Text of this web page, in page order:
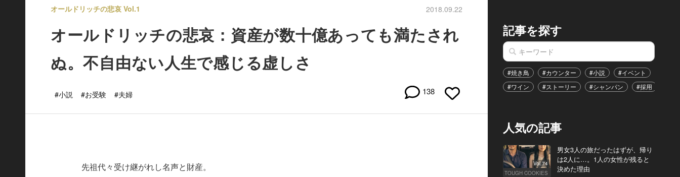
オールドリッチの悲哀 Vol.1 2018.09.22
オールドリッチの悲哀：資産が数十億あっても満たされ
ぬ。不自由ない人生で感じる虚しさ
#小説 #お受験 #夫婦 138
先祖代々受け継がれし名声と財産。
記事を探す
#焼き鳥 #カウンター #小説 #イベント
#ワイン
#ストーリー #シャンパン #採用
人気の記事
Vol.74
TOUGH COOKIES
男女3人の旅だったはずが、帰り
は2人に…。1人の女性が残ると
決めた理由